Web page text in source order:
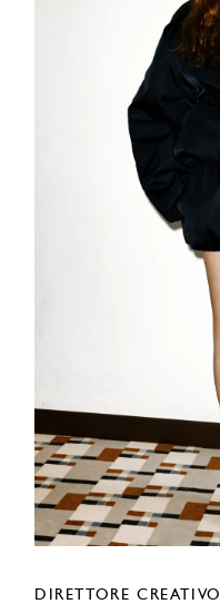
DIRETTORE CREATIVO